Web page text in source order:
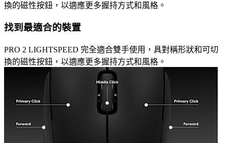
換的磁性按鈕，以適應更多握持方式和風格。
找到最適合的裝置
PRO 2 LIGHTSPEED 完全適合雙手使用，具對稱形狀和可切
換的磁性按鈕，以適應更多握持方式和風格。